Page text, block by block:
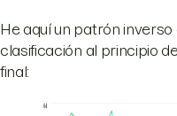
He aquí un patrón
clasificación al principio
final: